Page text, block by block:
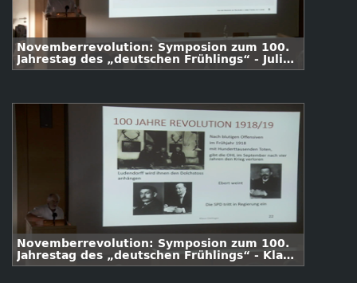
Novemberrevolution: Symposion zum 100.
Jahrestag des „deutschen Frühlings“ - Julia
Freche
Novemberrevolution: Symposion zum 100.
Jahrestag des „deutschen Frühlings“ - Klaus
Gietinger